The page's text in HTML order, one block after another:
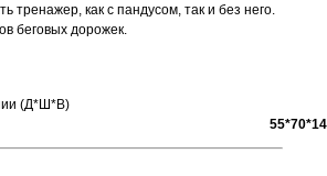
тренажер, как с пандусом, так и без него.
беговых дорожек.
(Д*Ш*В)
55*70*14